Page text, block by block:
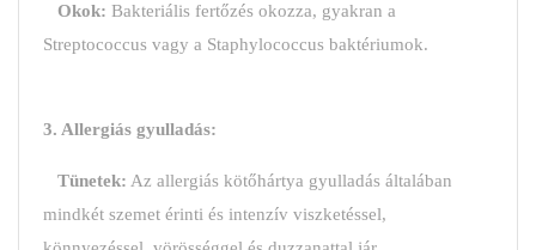
Okok: Bakteriális fertőzés okozza, gyakran a
Streptococcus vagy a Staphylococcus baktériumok.
3. Allergiás gyulladás:
Tünetek: Az allergiás kötőhártya gyulladás általában
mindkét szemet érinti és intenzív viszketéssel,